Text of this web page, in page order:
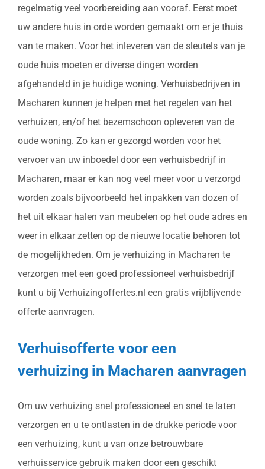
regelmatig veel voorbereiding aan vooraf. Eerst moet
uw andere huis in orde worden gemaakt om er je thuis
van te maken. Voor het inleveren van de sleutels van je
oude huis moeten er diverse dingen worden
afgehandeld in je huidige woning. Verhuisbedrijven in
Macharen kunnen je helpen met het regelen van het
verhuizen, en/of het bezemschoon opleveren van de
oude woning. Zo kan er gezorgd worden voor het
vervoer van uw inboedel door een verhuisbedrijf in
Macharen, maar er kan nog veel meer voor u verzorgd
worden zoals bijvoorbeeld het inpakken van dozen of
het uit elkaar halen van meubelen op het oude adres en
weer in elkaar zetten op de nieuwe locatie behoren tot
de mogelijkheden. Om je verhuizing in Macharen te
verzorgen met een goed professioneel verhuisbedrijf
kunt u bij Verhuizingoffertes.nl een gratis vrijblijvende
offerte aanvragen.
Verhuisofferte voor een
verhuizing in Macharen aanvragen
Om uw verhuizing snel professioneel en snel te laten
verzorgen en u te ontlasten in de drukke periode voor
een verhuizing, kunt u van onze betrouwbare
verhuisservice gebruik maken door een geschikt